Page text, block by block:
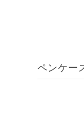
ペンケー